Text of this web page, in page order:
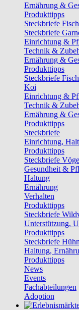
Ernährung &
Produkttipps
Steckbriefe
Steckbriefe
Einrichtung &
Technik &
Ernährung &
Produkttipps
Steckbriefe
Koi
Einrichtung &
Technik &
Ernährung &
Produkttipps
Steckbriefe
Einrichtung,
Produkttipps
Steckbriefe
Gesundheit &
Haltung
Ernährung
Verhalten
Produkttipps
Steckbriefe
Unterstützung,
Produkttipps
Steckbriefe
Haltung,
Produkttipps
News
Events
Fachabteilungen
Adoption